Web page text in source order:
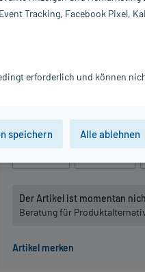
inkl. MwSt. Gratis-Versand innerhalb D.
Packungseinheit
Der Artikel ist momentan
Beratung für
Hersteller:Tracking, Facebook Pixel,
erforderlich und können
speichern Alle ablehnen